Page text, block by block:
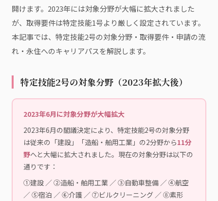
開けます。2023年には対象分野が大幅に拡大されました
が、取得要件は特定技能1号より厳しく設定されています。
本記事では、特定技能2号の対象分野・取得要件・申請の流
れ・永住へのキャリアパスを解説します。
特定技能2号の対象分野（2023年拡大後）
2023年6月に対象分野が大幅拡大
2023年6月の閣議決定により、特定技能2号の対象分野
は従来の「建設」「造船・舶用工業」の2分野から11分
野へと大幅に拡大されました。現在の対象分野は以下の
通りです：
①建設 ／ ②造船・舶用工業 ／ ③自動車整備 ／ ④航空
／ ⑤宿泊 ／ ⑥介護 ／ ⑦ビルクリーニング ／ ⑧素形